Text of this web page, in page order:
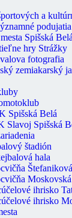
a
podujatia
Spišská Belá
hry Strážky
fotografia
zemiakarský
Spišská Belá
Slavoj Spišská
štadión
hala
Štefaniková
Moskovská
ihrisko
ihrisko